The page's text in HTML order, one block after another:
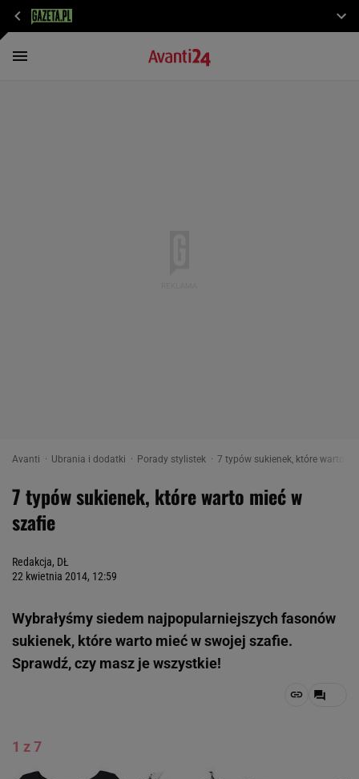
Avanti Ubrania i dodatki Porady stylistek 7 typów sukienek, które warto
7 typów sukienek, które warto mieć w
szafie
Redakcja, DŁ
22 kwietnia 2014, 12:59
Wybrałyśmy siedem najpopularniejszych fasonów
sukienek, które warto mieć w swojej szafie.
Sprawdź, czy masz je wszystkie!
1 z 7